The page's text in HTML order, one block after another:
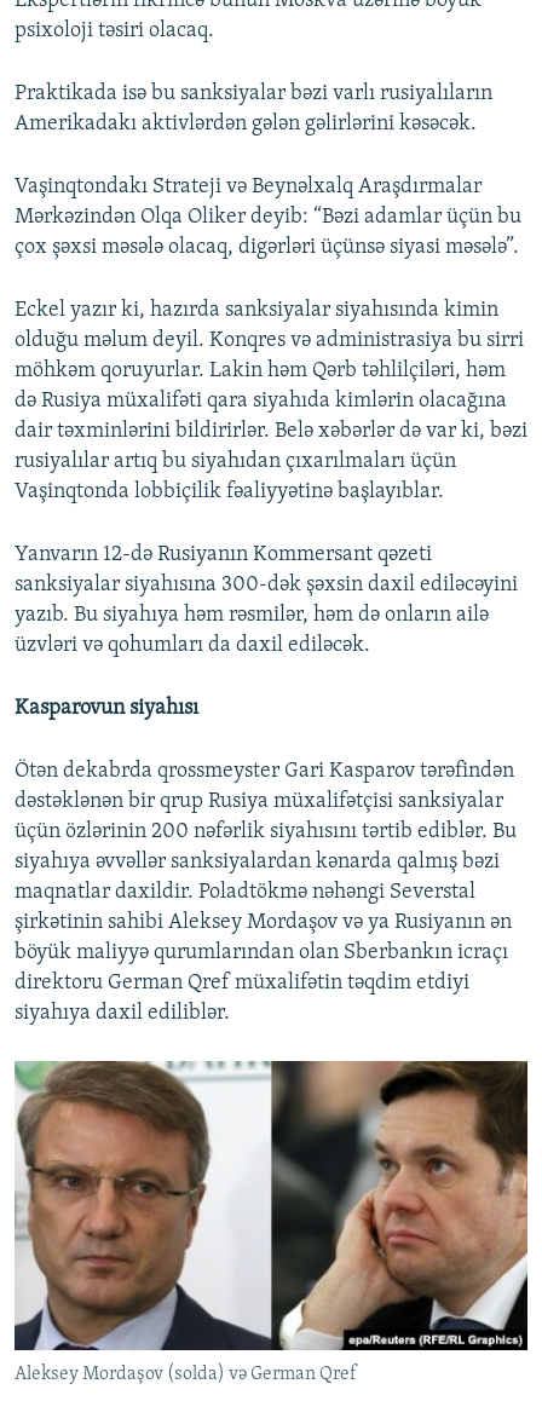
psixoloji təsiri olacaq.
Praktikada isə bu sanksiyalar bəzi varlı rusiyalıların
Amerikadakı aktivlərdən gələn gəlirlərini kəsəcək.
Vaşinqtondakı Strateji və Beynəlxalq Araşdırmalar
Mərkəzindən Olqa Oliker deyib: “Bəzi adamlar üçün bu
çox şəxsi məsələ olacaq, digərləri üçünsə siyasi məsələ”.
Eckel yazır ki, hazırda sanksiyalar siyahısında kimin
olduğu məlum deyil. Konqres və administrasiya bu sirri
möhkəm qoruyurlar. Lakin həm Qərb təhlilçiləri, həm
də Rusiya müxalifəti qara siyahıda kimlərin olacağına
dair təxminlərini bildirirlər. Belə xəbərlər də var ki, bəzi
rusiyalılar artıq bu siyahıdan çıxarılmaları üçün
Vaşinqtonda lobbiçilik fəaliyyətinə başlayıblar.
Yanvarın 12-də Rusiyanın Kommersant qəzeti
sanksiyalar siyahısına 300-dək şəxsin daxil ediləcəyini
yazıb. Bu siyahıya həm rəsmilər, həm də onların ailə
üzvləri və qohumları da daxil ediləcək.
Kasparovun siyahısı
Ötən dekabrda qrossmeyster Gari Kasparov tərəfindən
dəstəklənən bir qrup Rusiya müxalifətçisi sanksiyalar
üçün özlərinin 200 nəfərlik siyahısını tərtib ediblər. Bu
siyahıya əvvəllər sanksiyalardan kənarda qalmış bəzi
maqnatlar daxildir. Poladtökmə nəhəngi Severstal
şirkətinin sahibi Aleksey Mordaşov və ya Rusiyanın ən
böyük maliyyə qurumlarından olan Sberbankın icraçı
direktoru German Qref müxalifətin təqdim etdiyi
siyahıya daxil ediliblər.
Aleksey Mordaşov (solda) və German Qref